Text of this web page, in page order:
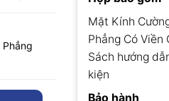
Phẳng
Mặt Kính
Phẳng Có Viền
Sách hướng
kiện
Bảo hành